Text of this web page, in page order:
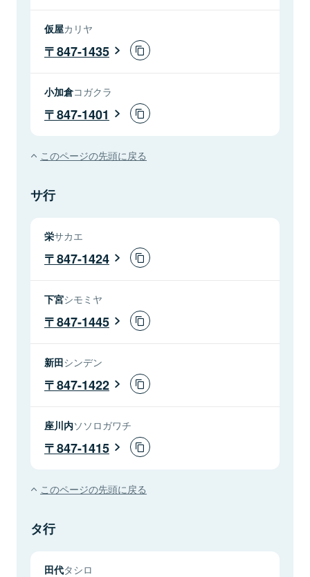
仮屋カリヤ
847-1435
小加倉コガクラ
847-1401
このページの先頭に戻る
サ行
栄サカエ
847-1424
下宮シモミヤ
847-1445
新田シンデン
847-1422
座川内ソソロガワチ
847-1415
このページの先頭に戻る
タ行
田代タシロ